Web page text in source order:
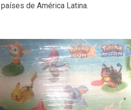
de América Latina.